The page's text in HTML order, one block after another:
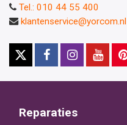
Tel.: 010 44 55 400
klantenservice@yorcom.nl
Reparaties